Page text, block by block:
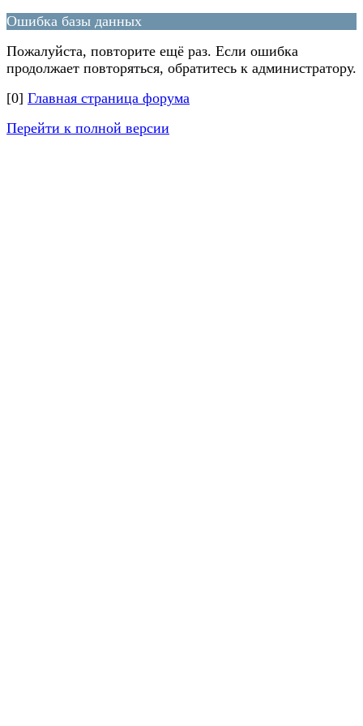
Ошибка базы данных
Пожалуйста, повторите ещё раз. Если ошибка
продолжает повторяться, обратитесь к администратору.
[0] Главная страница форума
Перейти к полной версии